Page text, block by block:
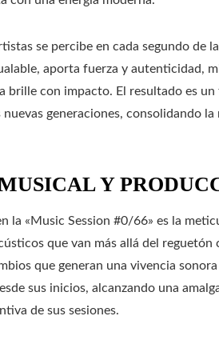
se percibe en cada segundo de
aporta fuerza y autenticidad,
brille con impacto. El resultado es
nuevas generaciones, consolidando
Y
la «Music Session #0/66» es la
que van más allá del
que generan una vivencia
sus inicios, alcanzando una
de sus sesiones.